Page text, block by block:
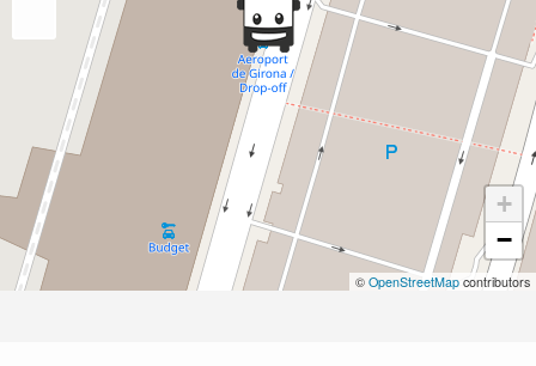
+
−
© OpenStreetMap contributors